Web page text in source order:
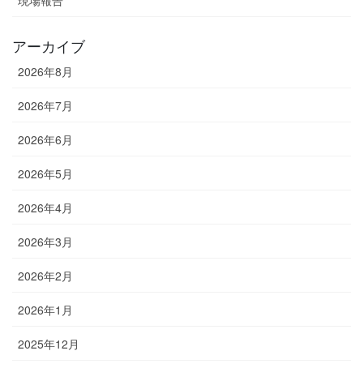
アーカイブ
2026年8月
2026年7月
2026年6月
2026年5月
2026年4月
2026年3月
2026年2月
2026年1月
2025年12月